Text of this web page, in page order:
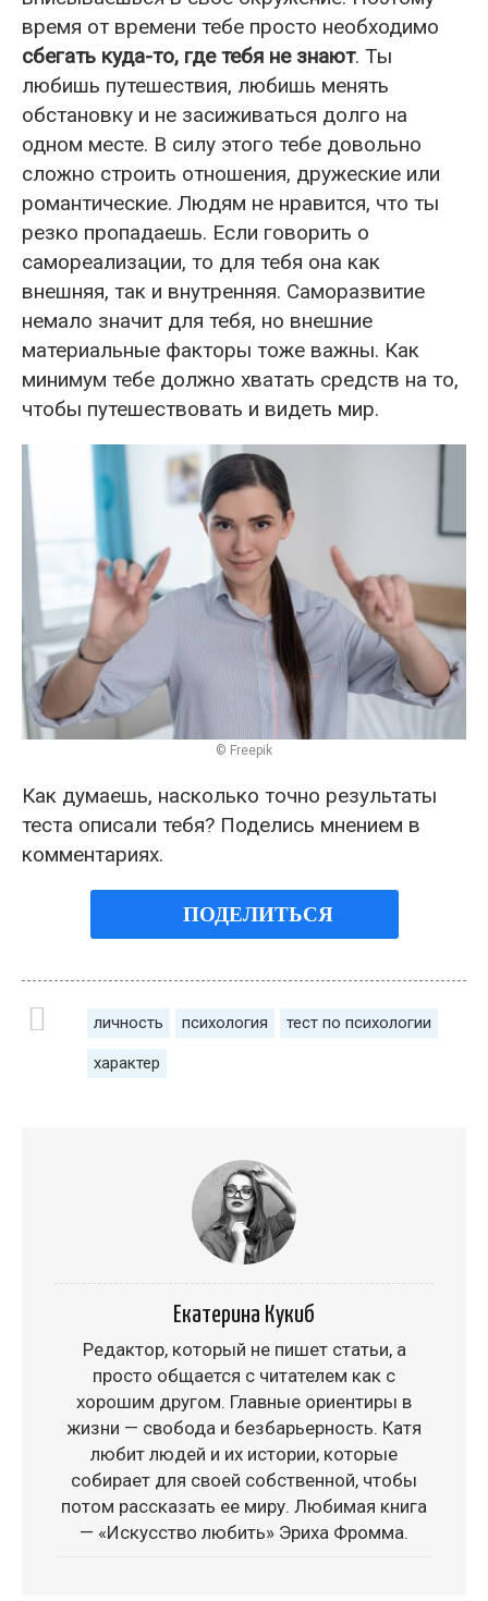
время от времени тебе просто необходимо
сбегать куда-то, где тебя не знают. Ты
любишь путешествия, любишь менять
обстановку и не засиживаться долго на
одном месте. В силу этого тебе довольно
сложно строить отношения, дружеские или
романтические. Людям не нравится, что ты
резко пропадаешь. Если говорить о
самореализации, то для тебя она как
внешняя, так и внутренняя. Саморазвитие
немало значит для тебя, но внешние
материальные факторы тоже важны. Как
минимум тебе должно хватать средств на то,
чтобы путешествовать и видеть мир.
© Freepik
Как думаешь, насколько точно результаты
теста описали тебя? Поделись мнением в
комментариях.
ПОДЕЛИТЬСЯ
личность психология тест по психологии
характер
Екатерина Кукиб
Редактор, который не пишет статьи, а
просто общается с читателем как с
хорошим другом. Главные ориентиры в
жизни — свобода и безбарьерность. Катя
любит людей и их истории, которые
собирает для своей собственной, чтобы
потом рассказать ее миру. Любимая книга
— «Искусство любить» Эриха Фромма.